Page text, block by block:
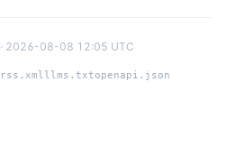
· 2026-08-08 12:05 UTC
rss.xmlllms.txtopenapi.json